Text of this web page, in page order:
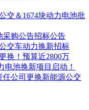
交＆1674块动力电池批
采购公告招标公告
交车动力换新招标
换！预算近2800万
电池换新项目启动！
公司更换新能源公交